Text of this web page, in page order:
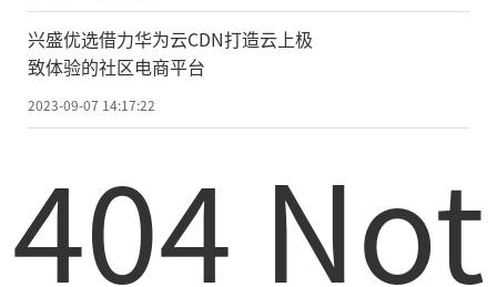
兴盛优选借力华为云CDN打造云上极
致体验的社区电商平台
2023-09-07 14:17:22
404 Not